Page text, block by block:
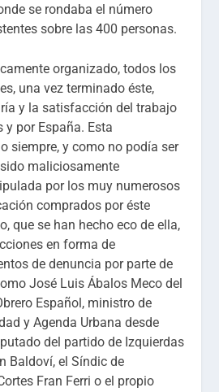
se rondaba el número
sobre las 400 personas.
organizado, todos los
una vez terminado éste,
y la satisfacción del trabajo
y por España. Esta
siempre, y como no podía ser
maliciosamente
por los muy numerosos
comprados por éste
que se han hecho eco de ella,
en forma de
de denuncia por parte de
José Luis Ábalos Meco del
Español, ministro de
y Agenda Urbana desde
del partido de Izquierdas
Baldoví, el Síndic de
Fran Ferri o el propio